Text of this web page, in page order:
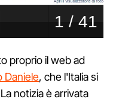
proprio il web ad
Daniele, che l'Italia si
notizia è arrivata